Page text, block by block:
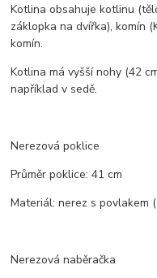
Kotlina obsahuje kotlinu
záklopka na dvířka), komín
komín.
Kotlina má vyšší nohy (42
například v sedě.
Nerezová poklice
Průměr poklice: 41 cm
Materiál: nerez s povlakem
Nerezová naběračka